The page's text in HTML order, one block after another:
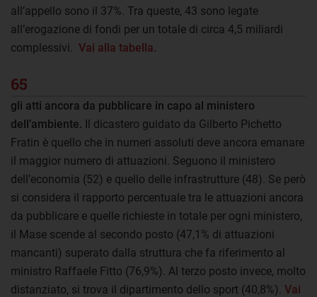
all’appello sono il 37%. Tra queste, 43 sono legate
all’erogazione di fondi per un totale di circa 4,5 miliardi
complessivi. Vai alla tabella.
65
gli atti ancora da pubblicare in capo al ministero
dell’ambiente. Il dicastero guidato da Gilberto Pichetto
Fratin è quello che in numeri assoluti deve ancora emanare
il maggior numero di attuazioni. Seguono il ministero
dell’economia (52) e quello delle infrastrutture (48). Se però
si considera il rapporto percentuale tra le attuazioni ancora
da pubblicare e quelle richieste in totale per ogni ministero,
il Mase scende al secondo posto (47,1% di attuazioni
mancanti) superato dalla struttura che fa riferimento al
ministro Raffaele Fitto (76,9%). Al terzo posto invece, molto
distanziato, si trova il dipartimento dello sport (40,8%). Vai